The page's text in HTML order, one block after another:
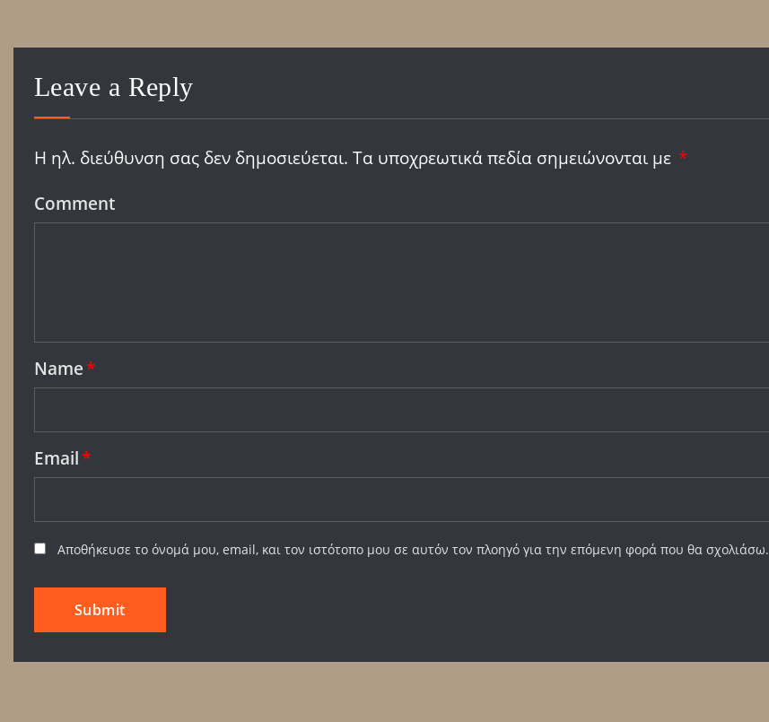
Leave a Reply
Η ηλ. διεύθυνση σας δεν δημοσιεύεται. Τα υποχρεωτικά πεδία σημειώνονται με *
Comment
Name*
Email*
Αποθήκευσε το όνομά μου, email, και τον ιστότοπο μου σε αυτόν τον πλοηγό για την επόμενη φορά που θα σχολιάσω.